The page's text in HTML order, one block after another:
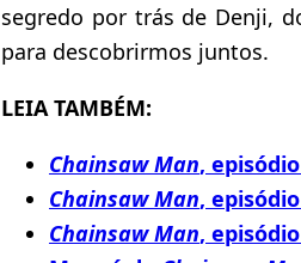
segredo por trás de Denji,
para descobrirmos juntos.
LEIA TAMBÉM:
Chainsaw Man,
Chainsaw Man,
Chainsaw Man,